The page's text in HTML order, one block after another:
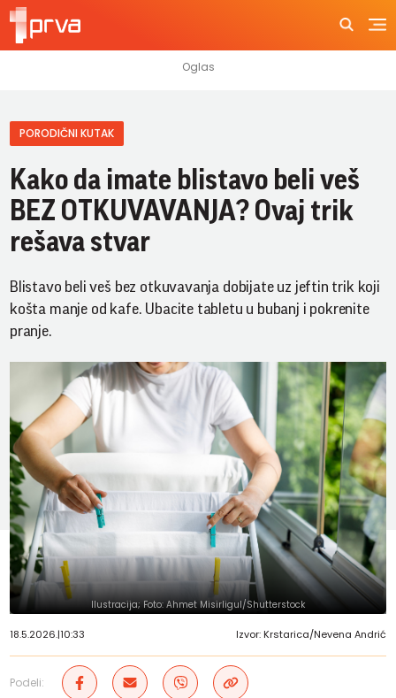
PORODIČNI KUTAK
Kako da imate blistavo beli veš
BEZ OTKUVAVANJA? Ovaj trik
rešava stvar
Blistavo beli veš bez otkuvavanja dobijate uz jeftin trik koji
košta manje od kafe. Ubacite tabletu u bubanj i pokrenite
pranje.
Ilustracija; Foto: Ahmet Misirligul/Shutterstock
18.5.2026.|10:33 Izvor: Krstarica/Nevena Andrić
Podeli: